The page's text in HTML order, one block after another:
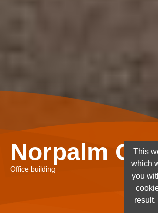
Norpalm
Office building
This
which
you